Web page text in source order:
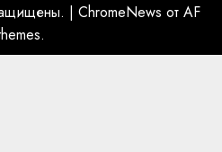
| ChromeNews от AF